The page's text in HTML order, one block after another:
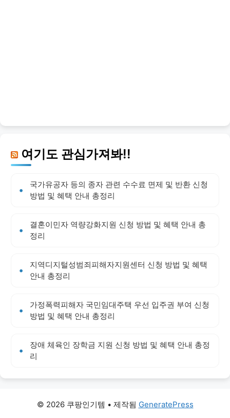
여기도 관심가져봐!!
국가유공자 등의 종자 관련 수수료 면제 및 반환 신청
방법 및 혜택 안내 총정리
결혼이민자 역량강화지원 신청 방법 및 혜택 안내 총
정리
지역디지털성범죄피해자지원센터 신청 방법 및 혜택
안내 총정리
가정폭력피해자 국민임대주택 우선 입주권 부여 신청
방법 및 혜택 안내 총정리
장애 체육인 장학금 지원 신청 방법 및 혜택 안내 총정
리
© 2026 쿠팡인기템 • 제작됨 GeneratePress